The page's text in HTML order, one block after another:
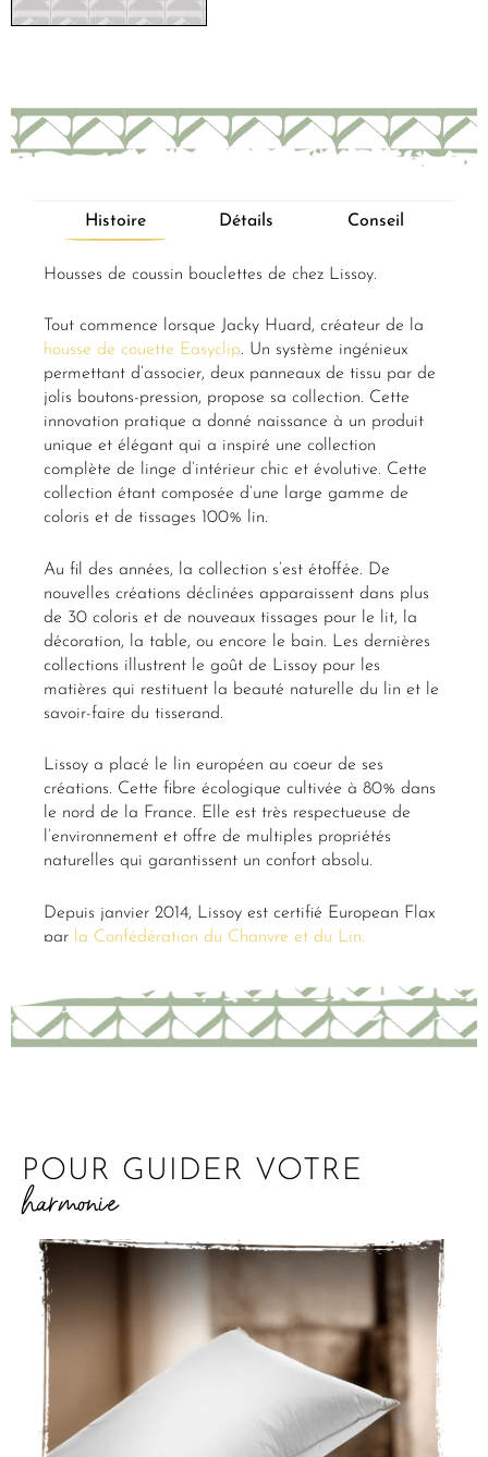
Histoire Détails Conseil
Housses de coussin bouclettes de chez Lissoy.
Tout commence lorsque Jacky Huard, créateur de la
housse de couette Easyclip. Un système ingénieux
permettant d’associer, deux panneaux de tissu par de
jolis boutons-pression, propose sa collection. Cette
innovation pratique a donné naissance à un produit
unique et élégant qui a inspiré une collection
complète de linge d’intérieur chic et évolutive. Cette
collection étant composée d’une large gamme de
coloris et de tissages 100% lin.
Au fil des années, la collection s’est étoffée. De
nouvelles créations déclinées apparaissent dans plus
de 30 coloris et de nouveaux tissages pour le lit, la
décoration, la table, ou encore le bain. Les dernières
collections illustrent le goût de Lissoy pour les
matières qui restituent la beauté naturelle du lin et le
savoir-faire du tisserand.
Lissoy a placé le lin européen au coeur de ses
créations. Cette fibre écologique cultivée à 80% dans
le nord de la France. Elle est très respectueuse de
l’environnement et offre de multiples propriétés
naturelles qui garantissent un confort absolu.
Depuis janvier 2014, Lissoy est certifié European Flax
par la Confédération du Chanvre et du Lin.
POUR GUIDER VOTRE
harmonie